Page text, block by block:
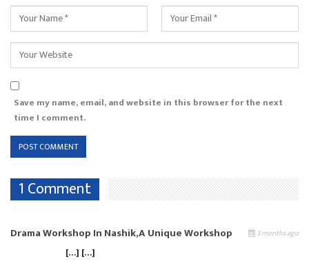
Save my name, email, and website in this browser for the next
time I comment.
1 Comment
Drama Workshop In Nashik,A Unique Workshop 3 months ago
[…] […]